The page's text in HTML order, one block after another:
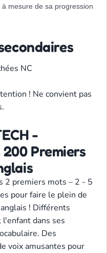
mesure de sa progression
NC
! Ne convient pas
-
200 Premiers
2 premiers mots – 2 - 5
pour faire le plein de
! Différents
dans ses
Des
voix amusantes pour